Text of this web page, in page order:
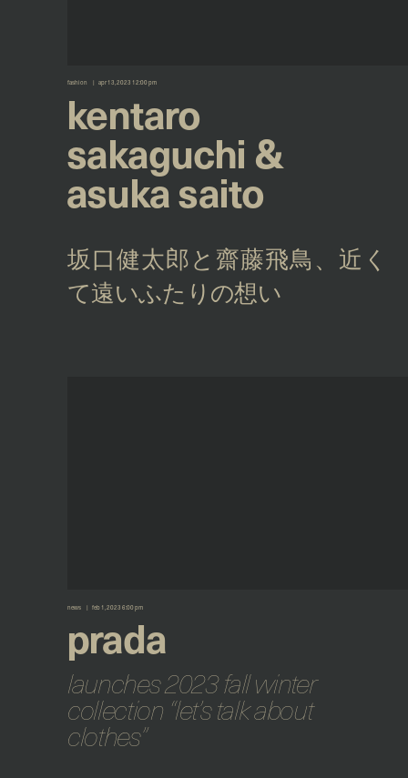
fashion apr 13, 2023 12:00 pm
kentaro
sakaguchi &
asuka saito
news feb 1, 2023 6:00 pm
prada
launches 2023 fall winter
collection “let’s talk about
clothes”